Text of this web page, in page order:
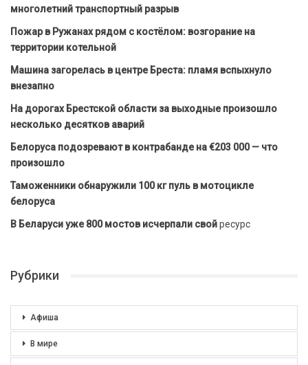
многолетний транспортный разрыв
Пожар в Ружанах рядом с костёлом: возгорание на
территории котельной
Машина загорелась в центре Бреста: пламя вспыхнуло
внезапно
На дорогах Брестской области за выходные произошло
несколько десятков аварий
Белоруса подозревают в контрабанде на €203 000 — что
произошло
Таможенники обнаружили 100 кг пуль в мотоцикле
белоруса
В Беларуси уже 800 мостов исчерпали свойресурс
Рубрики
Афиша
В мире